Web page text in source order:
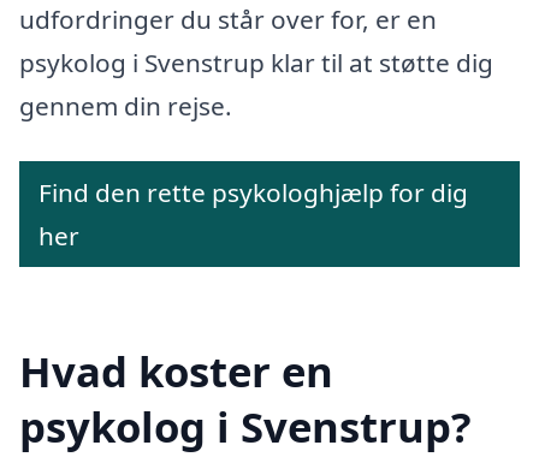
udfordringer du står over for, er en
psykolog i Svenstrup klar til at støtte dig
gennem din rejse.
Find den rette psykologhjælp for dig
her
Hvad koster en
psykolog i Svenstrup?